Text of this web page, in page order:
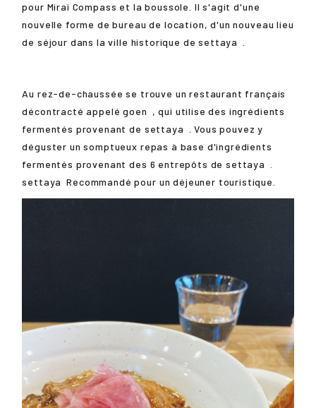
pour Mirai Compass et la boussole. Il s'agit d'une
nouvelle forme de bureau de location, d'un nouveau lieu
de séjour dans la ville historique desettaya
Au rez-de-chaussée se trouve un restaurant français
décontracté appelégoen , qui utilise des ingrédients
fermentés provenant de settaya
. Vous pouvez y
déguster un somptueux repas à base d'ingrédients
fermentés provenant des 6 entrepôts desettaya
settaya Recommandé pour un déjeuner touristique.